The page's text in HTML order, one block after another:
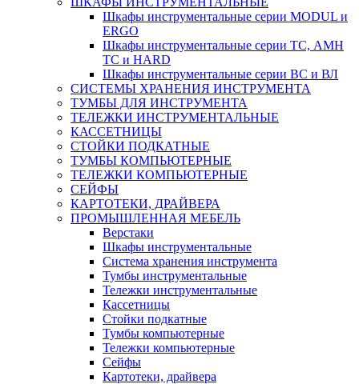
Шкафы инструментальные серии MODUL и
ERGO
Шкафы инструментальные серии ТС, АМН
ТС и HARD
Шкафы инструментальные серии ВС и ВЛ
СИСТЕМЫ ХРАНЕНИЯ ИНСТРУМЕНТА
ТУМБЫ ДЛЯ ИНСТРУМЕНТА
ТЕЛЕЖКИ ИНСТРУМЕНТАЛЬНЫЕ
КАССЕТНИЦЫ
СТОЙКИ ПОДКАТНЫЕ
ТУМБЫ КОМПЬЮТЕРНЫЕ
ТЕЛЕЖКИ КОМПЬЮТЕРНЫЕ
СЕЙФЫ
КАРТОТЕКИ, ДРАЙВЕРА
ПРОМЫШЛЕННАЯ МЕБЕЛЬ
Верстаки
Шкафы инструментальные
Система хранения инструмента
Тумбы инструментальные
Тележки инструментальные
Кассетницы
Стойки подкатные
Тумбы компьютерные
Тележки компьютерные
Сейфы
Картотеки, драйвера